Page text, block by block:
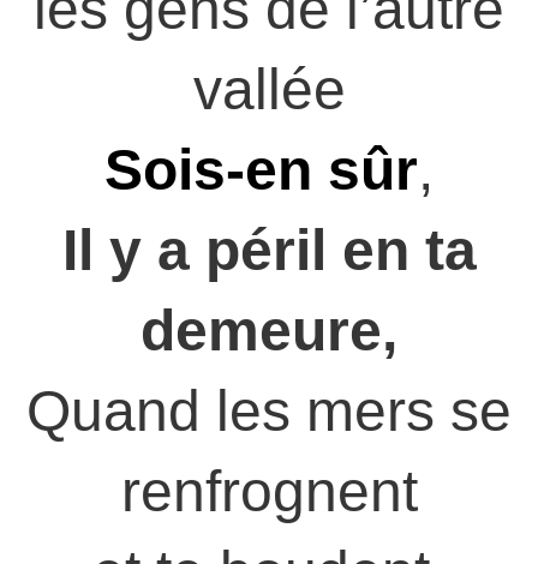
vallée
Sois-en sûr,
Il y a péril en ta
demeure,
Quand les mers se
renfrognent